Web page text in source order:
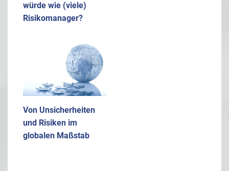
würde wie (viele)
Risikomanager?
Von Unsicherheiten
und Risiken im
globalen Maßstab